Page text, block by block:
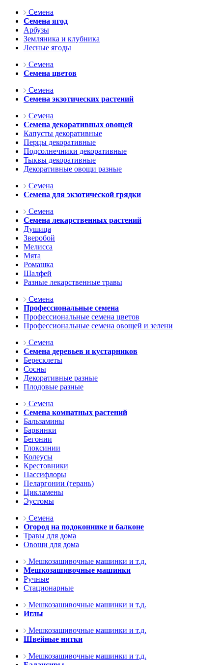
Семена
Семена ягод
Арбузы
Земляника и клубника
Лесные ягоды
Семена
Семена цветов
Семена
Семена экзотических растений
Семена
Семена декоративных овощей
Капусты декоративные
Перцы декоративные
Подсолнечники декоративные
Тыквы декоративные
Декоративные овощи разные
Семена
Семена для экзотической грядки
Семена
Семена лекарственных растений
Душица
Зверобой
Мелисса
Мята
Ромашка
Шалфей
Разные лекарственные травы
Семена
Профессиональные семена
Профессиональные семена цветов
Профессиональные семена овощей и зелени
Семена
Семена деревьев и кустарников
Бересклеты
Сосны
Декоративные разные
Плодовые разные
Семена
Семена комнатных растений
Бальзамины
Барвинки
Бегонии
Глоксинии
Колеусы
Крестовники
Пассифлоры
Пеларгонии (герань)
Цикламены
Эустомы
Семена
Огород на подоконнике и балконе
Травы для дома
Овощи для дома
Мешкозашивочные машинки и т.д.
Мешкозашивочные машинки
Ручные
Стационарные
Мешкозашивочные машинки и т.д.
Иглы
Мешкозашивочные машинки и т.д.
Швейные нитки
Мешкозашивочные машинки и т.д.